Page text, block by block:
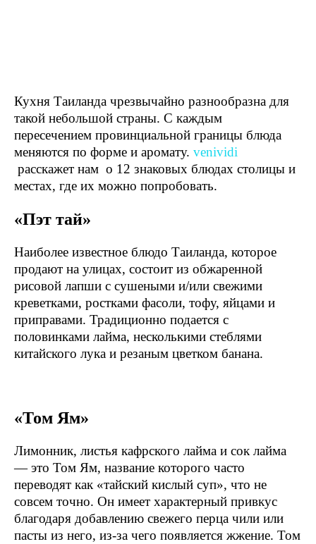
Кухня Таиланда чрезвычайно разнообразна для
такой небольшой страны. С каждым
пересечением провинциальной границы блюда
меняются по форме и аромату. venividi
расскажет нам о 12 знаковых блюдах столицы и
местах, где их можно попробовать.
«Пэт тай»
Наиболее известное блюдо Таиланда, которое
продают на улицах, состоит из обжаренной
рисовой лапши с сушеными и/или свежими
креветками, ростками фасоли, тофу, яйцами и
приправами. Традиционно подается с
половинками лайма, несколькими стеблями
китайского лука и резаным цветком банана.
«Том Ям»
Лимонник, листья кафрского лайма и сок лайма
— это Том Ям, название которого часто
переводят как «тайский кислый суп», что не
совсем точно. Он имеет характерный привкус
благодаря добавлению свежего перца чили или
пасты из него, из-за чего появляется жжение. Том